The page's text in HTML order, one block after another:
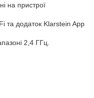
на пристрої
та додаток Klarstein App
2,4 ГГц.